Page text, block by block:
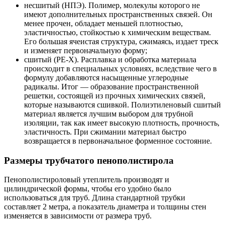
несшитый (НПЭ). Полимер, молекулы которого не
имеют дополнительных пространственных связей. Он
менее прочен, обладает меньшей плотностью,
эластичностью, стойкостью к химическим веществам.
Его большая ячеистая структура, сжимаясь, издает треск
и изменяет первоначальную форму;
сшитый (РЕ-Х). Расплавка и обработка материала
происходит в специальных условиях, вследствие чего в
формулу добавляются насыщенные углеродные
радикалы. Итог — образование пространственной
решетки, состоящей из прочных химических связей,
которые называются сшивкой. Полиэтиленовый сшитый
материал является лучшим выбором для трубной
изоляции, так как имеет высокую плотность, прочность,
эластичность. При сжимании материал быстро
возвращается в первоначальное форменное состояние.
Размеры трубчатого пенополистирола
Пенополистироловый утеплитель производят и
цилиндрической формы, чтобы его удобно было
использоваться для труб. Длина стандартной трубки
составляет 2 метра, а показатель диаметра и толщины стен
изменяется в зависимости от размера труб.